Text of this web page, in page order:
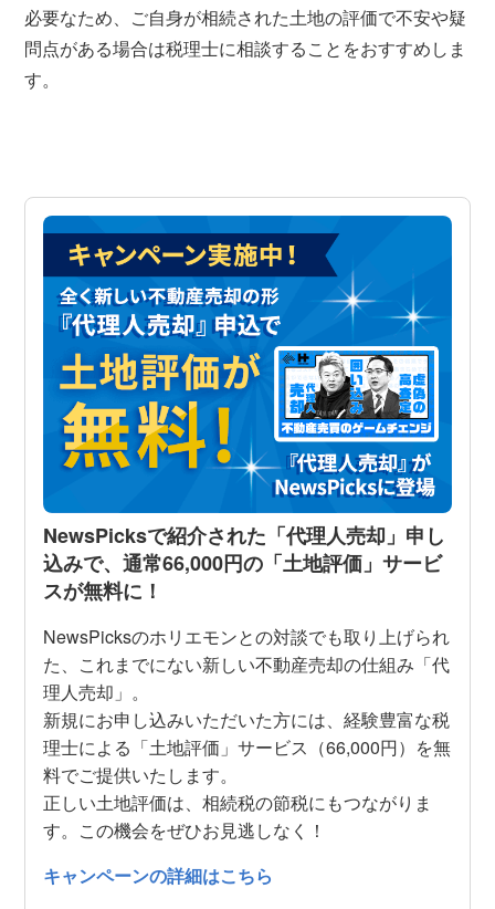
必要なため、ご自身が相続された土地の評価で不安や疑
問点がある場合は税理士に相談することをおすすめしま
す。
NewsPicksで紹介された「代理人売却」申し
込みで、通常66,000円の「土地評価」サービ
スが無料に！
NewsPicksのホリエモンとの対談でも取り上げられ
た、これまでにない新しい不動産売却の仕組み「代
理人売却」。
新規にお申し込みいただいた方には、経験豊富な税
理士による「土地評価」サービス（66,000円）を無
料でご提供いたします。
正しい土地評価は、相続税の節税にもつながりま
す。この機会をぜひお見逃しなく！
キャンペーンの詳細はこちら